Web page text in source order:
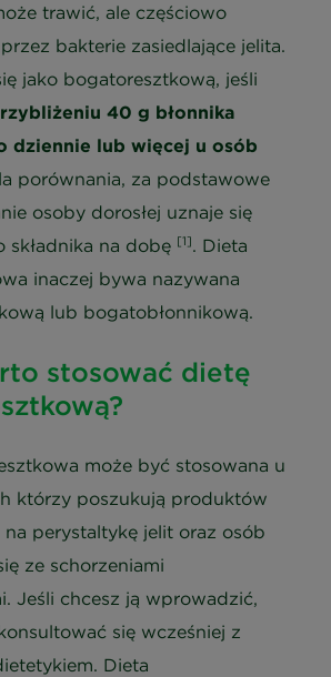
trawić, ale częściowo
bakterie zasiedlające jelita.
jako bogatoresztkową, jeśli
40 g błonnika
dziennie lub więcej u osób
porównania, za podstawowe
osoby dorosłej uznaje się
składnika na dobę [1]. Dieta
inaczej bywa nazywana
lub bogatobłonnikową.
stosować dietę
może być stosowana u
którzy poszukują produktów
na perystaltykę jelit oraz osób
ze schorzeniami
Jeśli chcesz ją wprowadzić,
się wcześniej z
Dieta